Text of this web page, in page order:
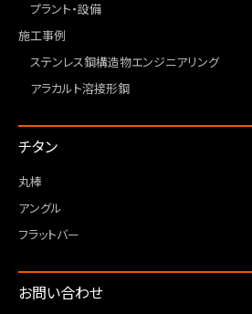
プラント・設備
施工事例
ステンレス鋼構造物エンジニアリング
アラカルト溶接形鋼
チタン
丸棒
アングル
フラットバー
お問い合わせ